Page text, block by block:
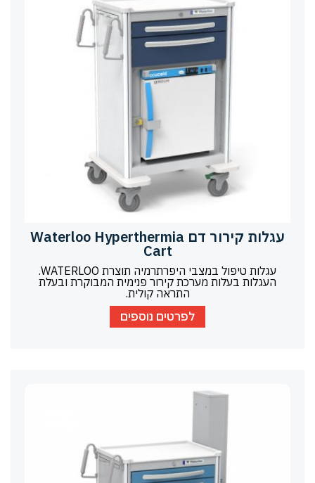
עגלות קירור דם Waterloo Hyperthermia
Cart
עגלות טיפול במצבי היפרתרמיה תוצרת WATERLOO.
העגלות בעלות מערכת קירור פנימית המבוקרת ובעלת
התראה קולית.
לפרטים נוספים